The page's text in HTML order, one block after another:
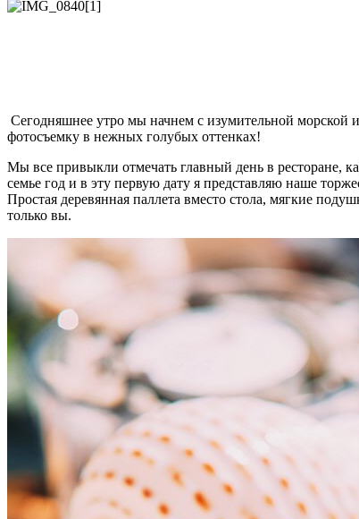
Сегодняшнее утро мы начнем с изумительной
фотосъемку в нежных голубых оттенках!
Мы все привыкли отмечать главный день в ресторане,
семье год и в эту первую дату я представляю наше
Простая деревянная паллета вместо стола, мягкие
только вы.